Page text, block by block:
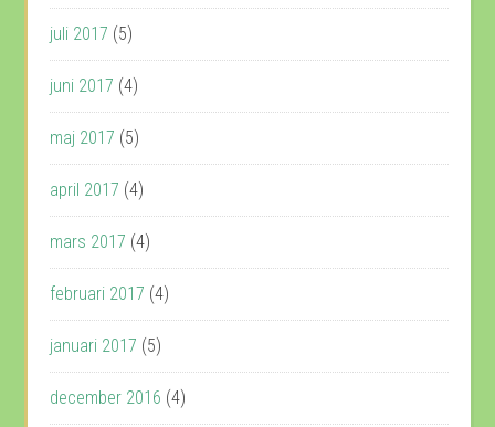
juli 2017 (5)
juni 2017 (4)
maj 2017 (5)
april 2017 (4)
mars 2017 (4)
februari 2017 (4)
januari 2017 (5)
december 2016 (4)